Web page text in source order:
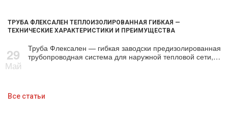
ТРУБА ФЛЕКСАЛЕН ТЕПЛОИЗОЛИРОВАННАЯ ГИБКАЯ —
ТЕХНИЧЕСКИЕ ХАРАКТЕРИСТИКИ И ПРЕИМУЩЕСТВА
29
Май
Труба Флексален — гибкая заводски предизолированная
трубопроводная система для наружной тепловой сети,…
Все статьи